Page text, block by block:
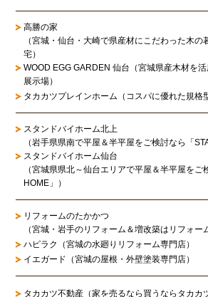
高勝の家
（宮城・仙台・大崎で県産材にこだわった木
宅）
WOOD EGG GARDEN 仙台（宮城県産木材を
展示場）
タカカツプレインホーム（コスパに優れた規格
スタンドバイホーム北上
（岩手県県南で平屋＆半平屋をご検討なら「
スタンドバイホーム仙台
（宮城県県北～仙台エリアで平屋＆半平屋をご
HOME」）
リフォームのたかかつ
（宮城・岩手のリフォーム＆増改築はリフォー
ハピラク（宮城の水廻りリフォーム専門店）
イエガード（宮城の屋根・外壁塗装専門店）
タカカツ不動産（家を売るなら買うならタカカ